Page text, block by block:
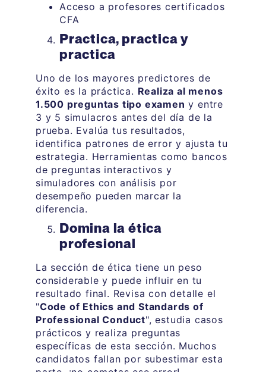
Acceso a profesores certificados
CFA
Practica, practica y
practica
Uno de los mayores predictores de
éxito es la práctica. Realiza al menos
1.500 preguntas tipo examen y entre
3 y 5 simulacros antes del día de la
prueba. Evalúa tus resultados,
identifica patrones de error y ajusta tu
estrategia. Herramientas como bancos
de preguntas interactivos y
simuladores con análisis por
desempeño pueden marcar la
diferencia.
Domina la ética
profesional
La sección de ética tiene un peso
considerable y puede influir en tu
resultado final. Revisa con detalle el
"Code of Ethics and Standards of
Professional Conduct", estudia casos
prácticos y realiza preguntas
específicas de esta sección. Muchos
candidatos fallan por subestimar esta